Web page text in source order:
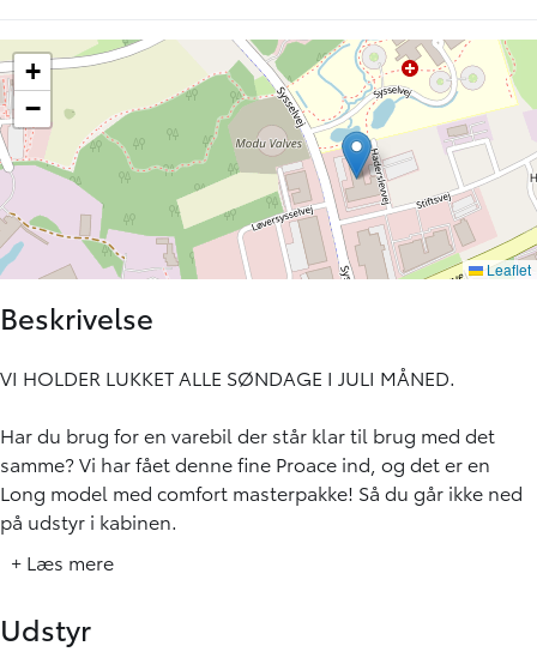
Beskrivelse
VI HOLDER LUKKET ALLE SØNDAGE I JULI MÅNED.
Har du brug for en varebil der står klar til brug med det
samme? Vi har fået denne fine Proace ind, og det er en
Long model med comfort masterpakke! Så du går ikke ned
på udstyr i kabinen.
anhængertræk - Og så har bilen kun gået 5000 km! - Kom
+ Læs mere
Udstyr